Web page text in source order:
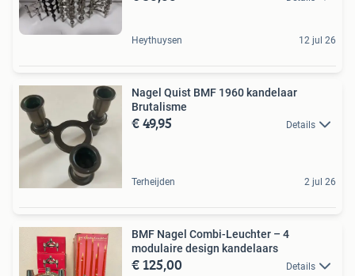
Heythuysen 12 jul 26
Nagel Quist BMF 1960 kandelaar
Brutalisme
€ 49,95 Details
Terheijden 2 jul 26
BMF Nagel Combi-Leuchter – 4
modulaire design kandelaars
€ 125,00 Details